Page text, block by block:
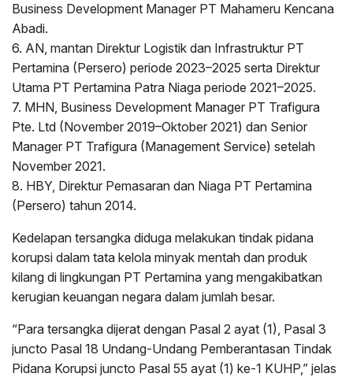
Business Development Manager PT Mahameru Kencana
Abadi.
6. AN, mantan Direktur Logistik dan Infrastruktur PT
Pertamina (Persero) periode 2023–2025 serta Direktur
Utama PT Pertamina Patra Niaga periode 2021–2025.
7. MHN, Business Development Manager PT Trafigura
Pte. Ltd (November 2019–Oktober 2021) dan Senior
Manager PT Trafigura (Management Service) setelah
November 2021.
8. HBY, Direktur Pemasaran dan Niaga PT Pertamina
(Persero) tahun 2014.
Kedelapan tersangka diduga melakukan tindak pidana
korupsi dalam tata kelola minyak mentah dan produk
kilang di lingkungan PT Pertamina yang mengakibatkan
kerugian keuangan negara dalam jumlah besar.
“Para tersangka dijerat dengan Pasal 2 ayat (1), Pasal 3
juncto Pasal 18 Undang-Undang Pemberantasan Tindak
Pidana Korupsi juncto Pasal 55 ayat (1) ke-1 KUHP,” jelas